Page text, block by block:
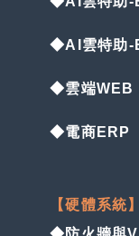
◆AI雲特助-
◆雲端WEB
◆電商ERP
【硬體系統】